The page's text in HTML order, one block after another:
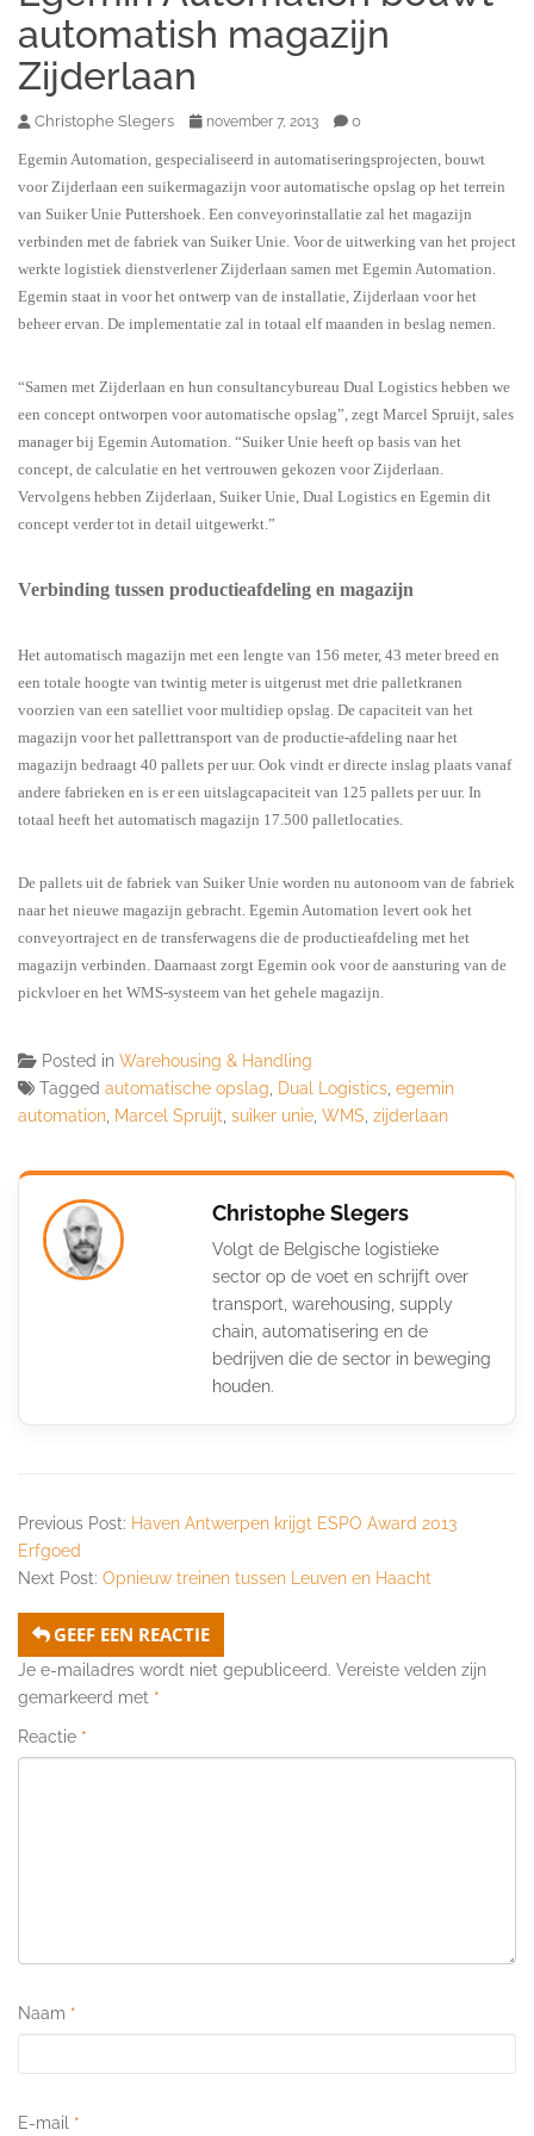
automatish magazijn
Zijderlaan
Christophe Slegers november 7, 2013 0
Egemin Automation, gespecialiseerd in automatiseringsprojecten, bouwt
voor Zijderlaan een suikermagazijn voor automatische opslag op het terrein
van Suiker Unie Puttershoek. Een conveyorinstallatie zal het magazijn
verbinden met de fabriek van Suiker Unie. Voor de uitwerking van het project
werkte logistiek dienstverlener Zijderlaan samen met Egemin Automation.
Egemin staat in voor het ontwerp van de installatie, Zijderlaan voor het
beheer ervan. De implementatie zal in totaal elf maanden in beslag nemen.
“Samen met Zijderlaan en hun consultancybureau Dual Logistics hebben we
een concept ontworpen voor automatische opslag”, zegt Marcel Spruijt, sales
manager bij Egemin Automation. “Suiker Unie heeft op basis van het
concept, de calculatie en het vertrouwen gekozen voor Zijderlaan.
Vervolgens hebben Zijderlaan, Suiker Unie, Dual Logistics en Egemin dit
concept verder tot in detail uitgewerkt.”
Verbinding tussen productieafdeling en magazijn
Het automatisch magazijn met een lengte van 156 meter, 43 meter breed en
een totale hoogte van twintig meter is uitgerust met drie palletkranen
voorzien van een satelliet voor multidiep opslag. De capaciteit van het
magazijn voor het pallettransport van de productie-afdeling naar het
magazijn bedraagt 40 pallets per uur. Ook vindt er directe inslag plaats vanaf
andere fabrieken en is er een uitslagcapaciteit van 125 pallets per uur. In
totaal heeft het automatisch magazijn 17.500 palletlocaties.
De pallets uit de fabriek van Suiker Unie worden nu autonoom van de fabriek
naar het nieuwe magazijn gebracht. Egemin Automation levert ook het
conveyortraject en de transferwagens die de productieafdeling met het
magazijn verbinden. Daarnaast zorgt Egemin ook voor de aansturing van de
pickvloer en het WMS-systeem van het gehele magazijn.
Posted in Warehousing & Handling
Tagged automatische opslag Dual Logistics egemin
automation Marcel Spruijt suiker unie WMS zijderlaan
Christophe Slegers
Volgt de Belgische logistieke
sector op de voet en schrijft over
transport, warehousing, supply
chain, automatisering en de
bedrijven die de sector in beweging
houden.
Previous Post: Haven Antwerpen krijgt ESPO Award 2013
Erfgoed
Next Post: Opnieuw treinen tussen Leuven en Haacht
GEEF EEN REACTIE
Je e-mailadres wordt niet gepubliceerd. Vereiste velden zijn
gemarkeerd met *
Reactie *
Naam *
E-mail *